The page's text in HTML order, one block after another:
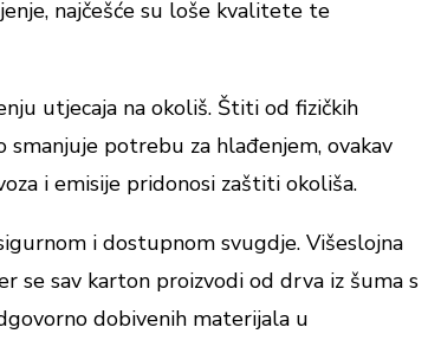
najčešće su loše kvalitete te
utjecaja na okoliš. Štiti od fizičkih
potrebu za hlađenjem, ovakav
i emisije pridonosi zaštiti okoliša.
i dostupnom svugdje. Višeslojna
se sav karton proizvodi od drva iz šuma s
dobivenih materijala u